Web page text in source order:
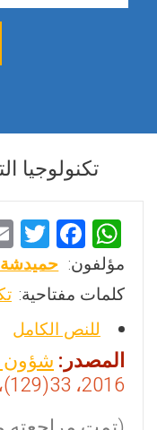
تكنولوجيا
W
h
at
s
A
p
p
F
a
ce
b
o
o
k
T
tt
مؤلفون: حميدشة
كلمات مفتاحية:
للنص الكامل
المصدر:شؤون
2016، 33(129)، 133-144